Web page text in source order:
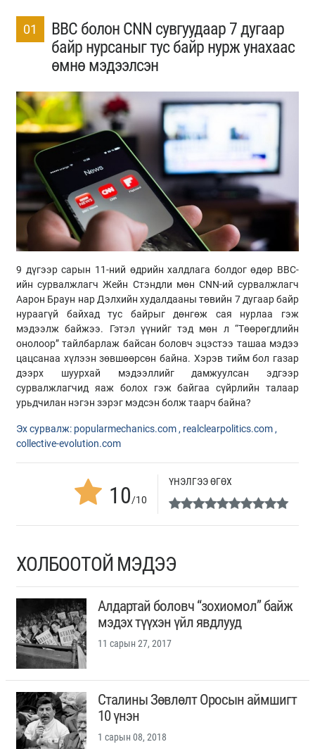
01
BBC болон CNN сувгуудаар 7 дугаар
байр нурсаныг тус байр нурж унахаас
өмнө мэдээлсэн
9 дүгээр сарын 11-ний өдрийн халдлага болдог өдөр ВВС-
ийн сурвалжлагч Жейн Стэндли мөн CNN-ий сурвалжлагч
Аарон Браун нар Дэлхийн худалдааны төвийн 7 дугаар байр
нураагүй байхад тус байрыг дөнгөж сая нурлаа гэж
мэдээлж байжээ. Гэтэл үүнийг тэд мөн л “Төөрөгдлийн
онолоор” тайлбарлаж байсан боловч эцэстээ ташаа мэдээ
цацсанаа хүлээн зөвшөөрсөн байна. Хэрэв тийм бол газар
дээрх шуурхай мэдээллийг дамжуулсан эдгээр
сурвалжлагчид яаж болох гэж байгаа сүйрлийн талаар
урьдчилан нэгэн зэрэг мэдсэн болж таарч байна?
Эх сурвалж: popularmechanics.com , realclearpolitics.com ,
collective-evolution.com
10/10
ҮНЭЛГЭЭ ӨГӨХ
ХОЛБООТОЙ МЭДЭЭ
Алдартай боловч “зохиомол” байж
мэдэх түүхэн үйл явдлууд
11 сарын 27, 2017
Сталины Зөвлөлт Оросын аймшигт
10 үнэн
1 сарын 08, 2018